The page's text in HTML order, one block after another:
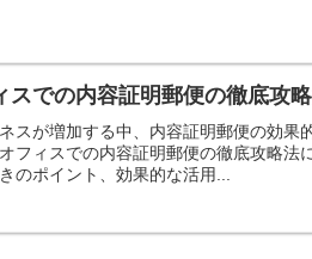
での内容証明郵便の徹底攻略
スが増加する中、内容証明郵便の効果
フィスでの内容証明郵便の徹底攻略法
のポイント、効果的な活用...